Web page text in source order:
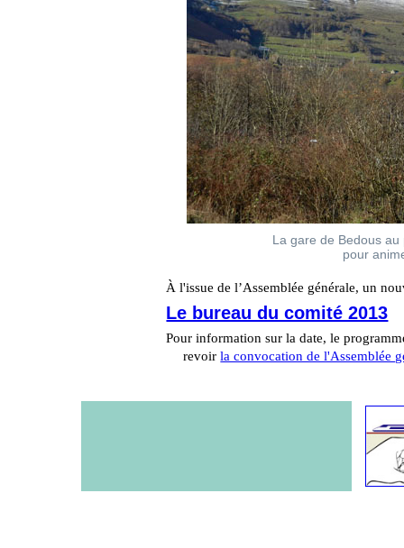
La gare de Bedous
pour
À l'issue de l’Assemblée générale, un
Le bureau du comité 2013
Pour information sur la date, le
revoirla convocation de l'Assemblée